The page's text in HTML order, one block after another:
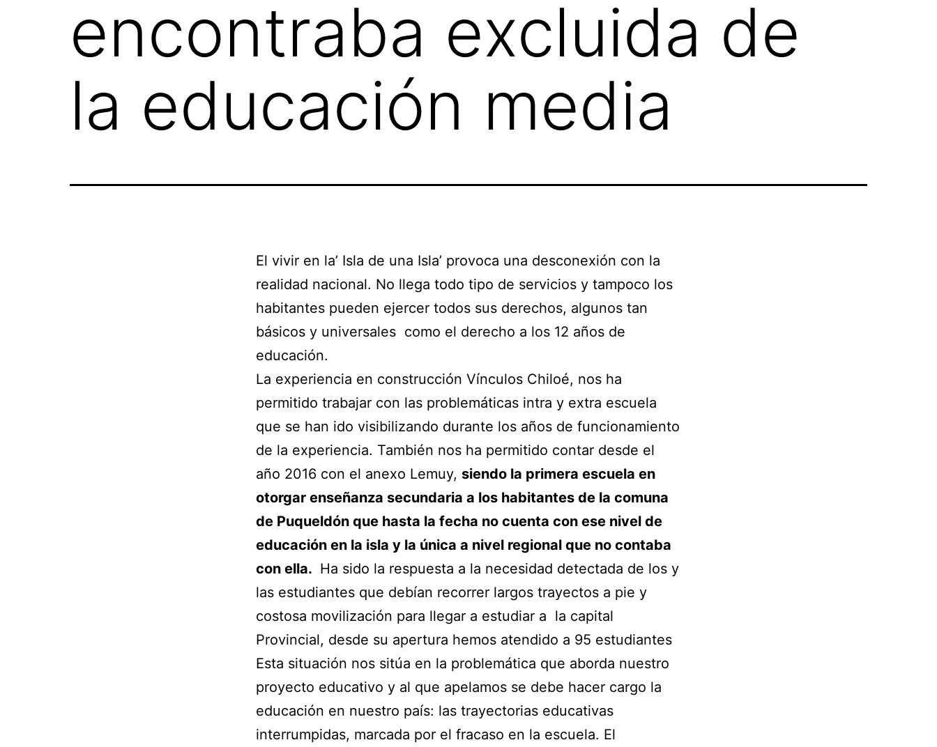
encontraba excluida de
la educación media
El vivir en la’ Isla de una Isla’ provoca una desconexión con la
realidad nacional. No llega todo tipo de servicios y tampoco los
habitantes pueden ejercer todos sus derechos, algunos tan
básicos y universales como el derecho a los 12 años de
educación.
La experiencia en construcción Vínculos Chiloé, nos ha
permitido trabajar con las problemáticas intra y extra escuela
que se han ido visibilizando durante los años de funcionamiento
de la experiencia. También nos ha permitido contar desde el
año 2016 con el anexo Lemuy, siendo la primera escuela en
otorgar enseñanza secundaria a los habitantes de la comuna
de Puqueldón que hasta la fecha no cuenta con ese nivel de
educación en la isla y la única a nivel regional que no contaba
con ella. Ha sido la respuesta a la necesidad detectada de los y
las estudiantes que debían recorrer largos trayectos a pie y
costosa movilización para llegar a estudiar a la capital
Provincial, desde su apertura hemos atendido a 95 estudiantes
Esta situación nos sitúa en la problemática que aborda nuestro
proyecto educativo y al que apelamos se debe hacer cargo la
educación en nuestro país: las trayectorias educativas
interrumpidas, marcada por el fracaso en la escuela. El